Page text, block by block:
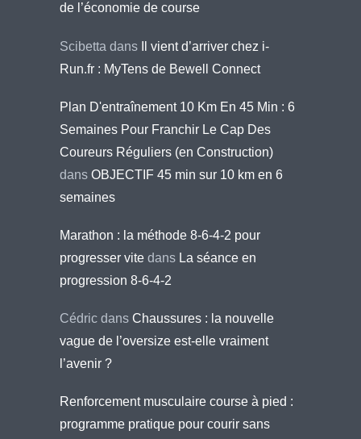
de l’économie de course
Scibetta dans
Il vient d’arriver chez i-
Run.fr : MyTens de Bewell Connect
Plan D'entraînement 10 Km En 45 Min : 6
Semaines Pour Franchir Le Cap Des
Coureurs Réguliers (en Construction)
dans OBJECTIF 45 min sur 10 km en 6
semaines
Marathon : la méthode 8-6-4-2 pour
progresser vite dans La séance en
progression 8-6-4-2
Cédric dans Chaussures : la nouvelle
vague de l’oversize est-elle vraiment
l’avenir ?
Renforcement musculaire course à pied :
programme pratique pour courir sans